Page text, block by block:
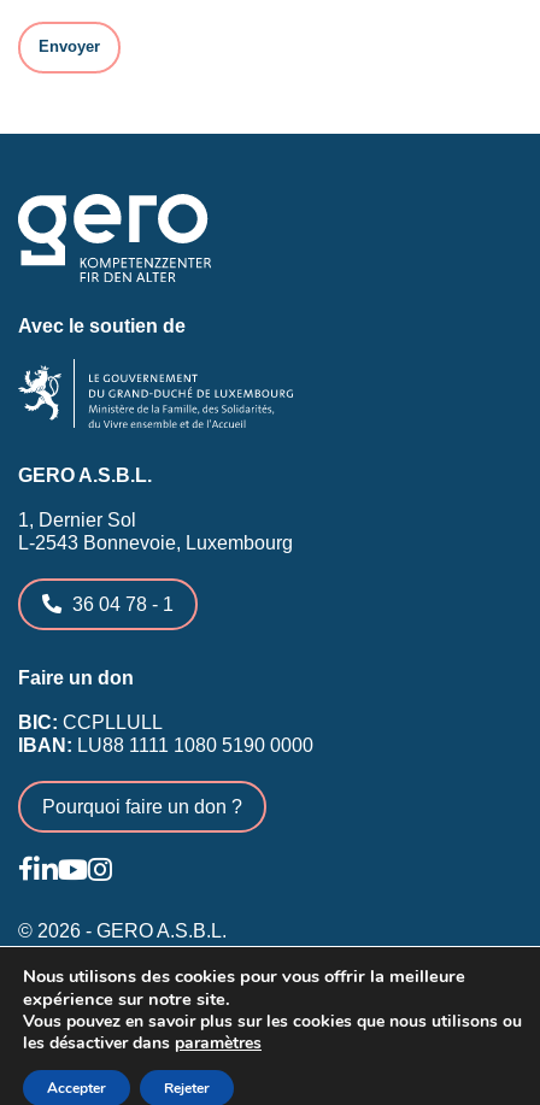
Avec le soutien de
GERO A.S.B.L.
1, Dernier Sol
L-2543 Bonnevoie, Luxembourg
36 04 78 - 1
Faire un don
BIC: CCPLLULL
IBAN: LU88 1111 1080 5190 0000
Pourquoi faire un don ?
© 2026 - GERO A.S.B.L.
Conditions générales
Inscription membres existants
Annonceurs
Nous utilisons des cookies pour vous offrir la meilleure
expérience sur notre site.
Vous pouvez en savoir plus sur les cookies que nous utilisons ou
les désactiver dans paramètres
Accepter Rejeter